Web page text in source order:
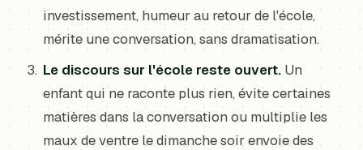
investissement, humeur au retour de l'école,
mérite une conversation, sans dramatisation.
Le discours sur l'école reste ouvert. Un
enfant qui ne raconte plus rien, évite certaines
matières dans la conversation ou multiplie les
maux de ventre le dimanche soir envoie des